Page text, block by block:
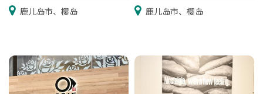
鹿儿岛市、樱岛 鹿儿岛市、樱岛